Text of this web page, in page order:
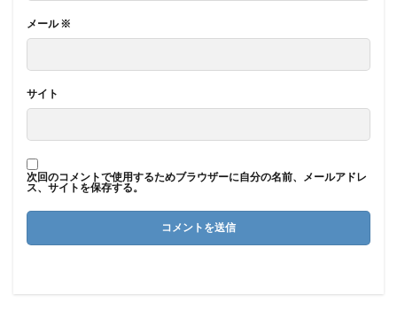
メール※
サイト
次回のコメントで使用するためブラウザーに自分の名前、メールアドレ
ス、サイトを保存する。